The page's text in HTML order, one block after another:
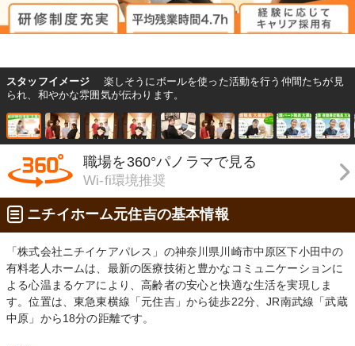
スタッフイメージ
楽しそうにボールを使った活動を行う仲間たちが見
られ、和やかな雰囲気が伝わります。
職場を360°パノラマで見る
Wi-fi環境推奨
ニチイホーム元住吉の基本情報
「株式会社ニチイケアパレス」の神奈川県川崎市中原区下小田中の
有料老人ホームは、最新の医療技術と豊かなコミュニケーションに
よる心温まるケアにより、高齢者の安心と快適な生活を実現しま
す。位置は、東急東横線「元住吉」から徒歩22分、JR南武線「武蔵
中原」から18分の距離です。